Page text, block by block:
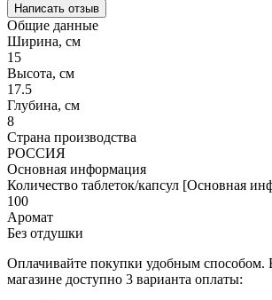
Написать отзыв
Общие данные
Ширина, см
15
Высота, см
17.5
Глубина, см
8
Страна производства
РОССИЯ
Основная информация
Количество таблеток/капсул [Основная
100
Аромат
Без отдушки
Оплачивайте покупки удобным способом.
магазине доступно 3 варианта оплаты: